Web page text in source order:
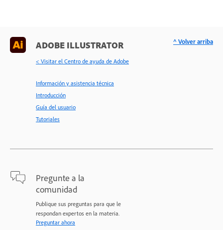
ADOBE ILLUSTRATOR
< Visitar el Centro de ayuda de Adobe
Información y asistencia técnica
Introducción
Guía del usuario
Tutoriales
Pregunte a la
comunidad
Publique sus preguntas para que le
respondan expertos en la materia.
Preguntar ahora
^ Volver arriba